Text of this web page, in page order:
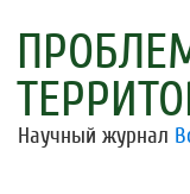
Научный журнал